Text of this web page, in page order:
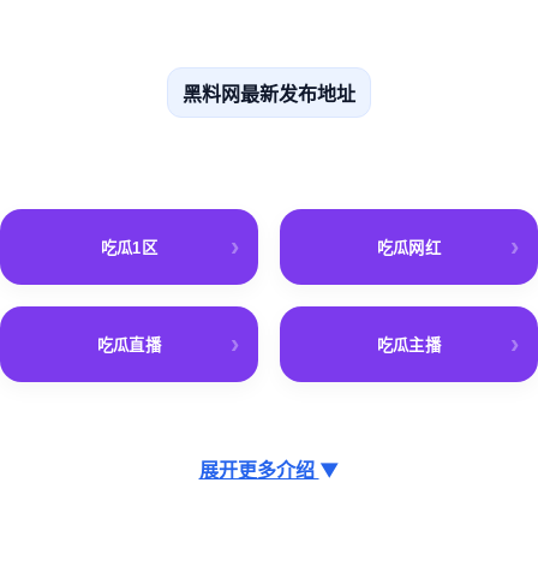
黑料网最新发布地址
吃瓜1区 吃瓜网红
吃瓜直播 吃瓜主播
展开更多介绍 ▼